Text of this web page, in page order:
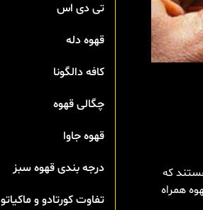
که
همراه
تی‌ دی اس
قهوه دله
کافه دالگونا
چگالی قهوه
قهوه جاوا
درجه بندی قهوه سبز
تفاوت کورتادو و ماکیاتو